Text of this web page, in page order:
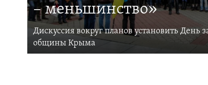
– меньшинство»
Дискуссия вокруг планов установить День
общины Крыма